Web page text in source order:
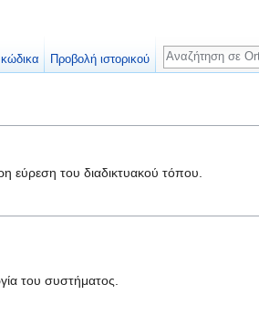
εύρεση του διαδικτυακού τόπου.
του συστήματος.
Προβολή ιστορικού
Αναζήτηση